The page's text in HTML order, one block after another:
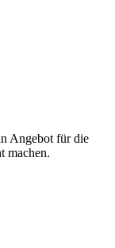
Angebot für die
machen.